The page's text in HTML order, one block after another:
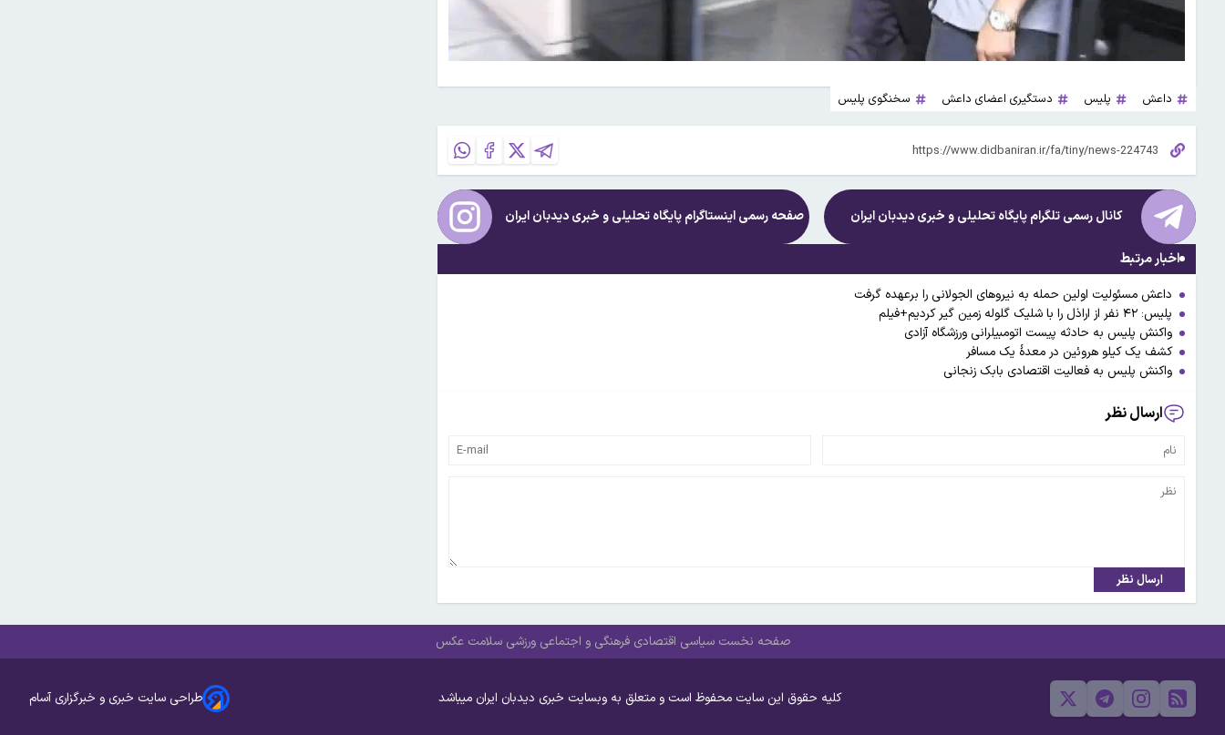
داعش پلیس دستگیری اعضای داعش سخنگوی پلیس
کانال رسمی تلگرام پایگاه تحلیلی و خبریدیدبان ایران صفحه رسمی اینستاگرام پایگاه تحلیلی و خبریدیدبان ایران
اخبار مرتبط
داعش مسئولیت اولین حمله به نیروهای الجولانی را برعهده گرفت
پلیس: ۴۲ نفر از اراذل را با شلیک گلوله زمین گیر کردیم+فیلم
واکنش پلیس به حادثه پیست اتومبیلرانی ورزشگاه آزادی
کشف یک کیلو هروئین در معدۀ یک مسافر
واکنش پلیس به فعالیت اقتصادی بابک زنجانی
ارسال نظر
ارسال نظر
صفحه نخست سیاسی اقتصادی فرهنگی و اجتماعی ورزشی سلامت عکس
کلیه حقوق این سایت محفوظ است و متعلق به وبسایت خبری دیدبان ایران میباشد طراحی سایت خبری و خبرگزاری آسام